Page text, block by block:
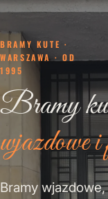
BRAMY KUTE ·
WARSZAWA · OD
1995
Bramy
wjazdowe
Bramy